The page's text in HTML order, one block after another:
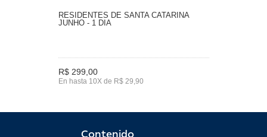
RESIDENTES DE SANTA CATARINA
JUNHO - 1 DIA
R$ 299,00
En hasta 10X de R$ 29,90
Contenido